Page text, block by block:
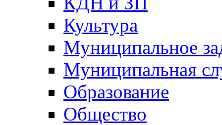
Культура
Муниципальное
Муниципальная
Образование
Общество